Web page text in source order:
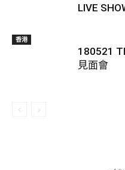
LIVE
香港
180521
見面會